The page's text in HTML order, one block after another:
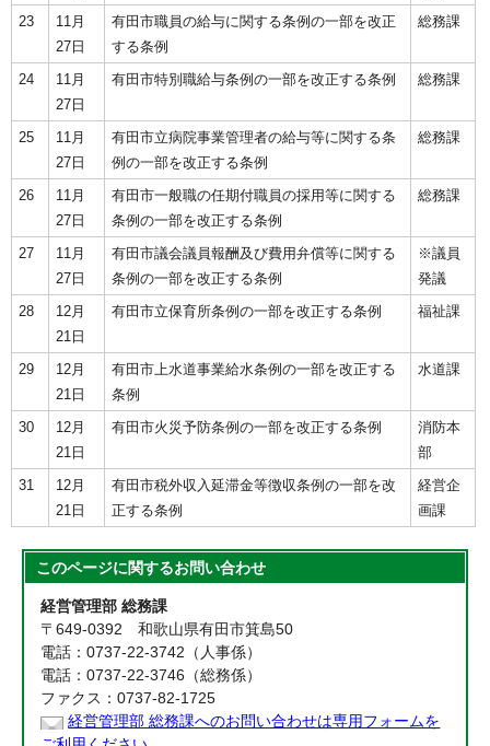
23
11月
27日
有田市職員の給与に関する条例の一部を改正
する条例
総務課
24
11月
27日
有田市特別職給与条例の一部を改正する条例 総務課
25
11月
27日
有田市立病院事業管理者の給与等に関する条
例の一部を改正する条例
総務課
26
11月
27日
有田市一般職の任期付職員の採用等に関する
条例の一部を改正する条例
総務課
27
11月
27日
有田市議会議員報酬及び費用弁償等に関する
条例の一部を改正する条例
※議員
発議
28
12月
21日
有田市立保育所条例の一部を改正する条例 福祉課
29
12月
21日
有田市上水道事業給水条例の一部を改正する
条例
水道課
30
12月
21日
有田市火災予防条例の一部を改正する条例
消防本
部
31
12月
21日
有田市税外収入延滞金等徴収条例の一部を改
正する条例
経営企
画課
このページに関するお問い合わせ
経営管理部 総務課
〒649-0392 和歌山県有田市箕島50
電話：0737-22-3742（人事係）
電話：0737-22-3746（総務係）
ファクス：0737-82-1725
経営管理部 総務課へのお問い合わせは専用フォームを